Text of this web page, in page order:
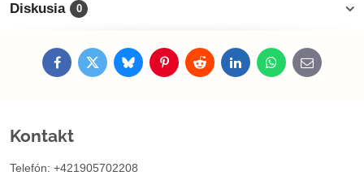
Diskusia 0
FacebookTwitterBlueskyPinterestRedditLinkedInWhatsApp
E-
mail
Kontakt
Telefón: +421905702208